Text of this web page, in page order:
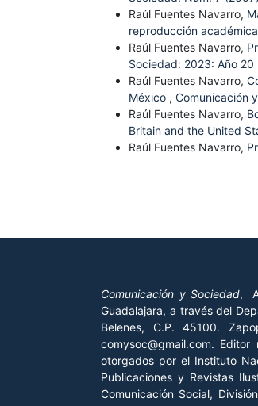
Raúl Fuentes Navarro,
reproducción académica
Raúl Fuentes Navarro,
Sociedad: 2023: Año 20
Raúl Fuentes Navarro,
México , Comunicación
Raúl Fuentes Navarro,
Britain and the United
Raúl Fuentes Navarro,
Comunicación y Sociedad,
Guadalajara, a través del
Belenes, C.P. 45100.
comysoc@gmail.com.
otorgados por el Instituto
Publicaciones y Revistas
Comunicación Social,